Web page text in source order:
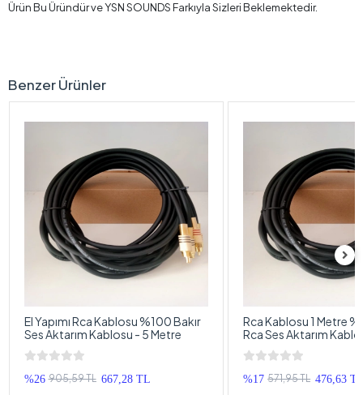
Ürün Bu Üründür ve YSN SOUNDS Farkıyla Sizleri Beklemektedir.
Benzer Ürünler
El Yapımı Rca Kablosu %100 Bakır
Ses Aktarım Kablosu - 5 Metre
%26 905,59 TL 667,28 TL
Rca Kablosu 1 Metre
Rca Ses Aktarım
1 Metre
%17 571,95 TL 476,63